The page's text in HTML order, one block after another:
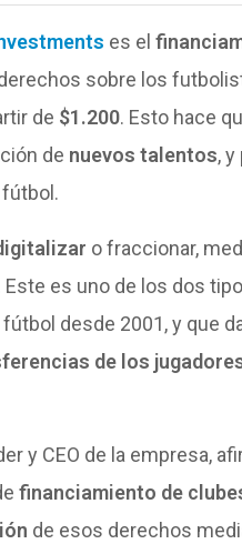
es el
sobre los
de $1.200. Esto hace
de nuevos talentos,
o fraccionar,
Este es uno de los dos
desde 2001, y que
de los
y CEO de la empresa,
financiamiento de
de esos derechos